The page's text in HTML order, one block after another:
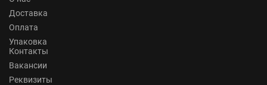
Доставка
Оплата
Упаковка
Контакты
Вакансии
Реквизиты